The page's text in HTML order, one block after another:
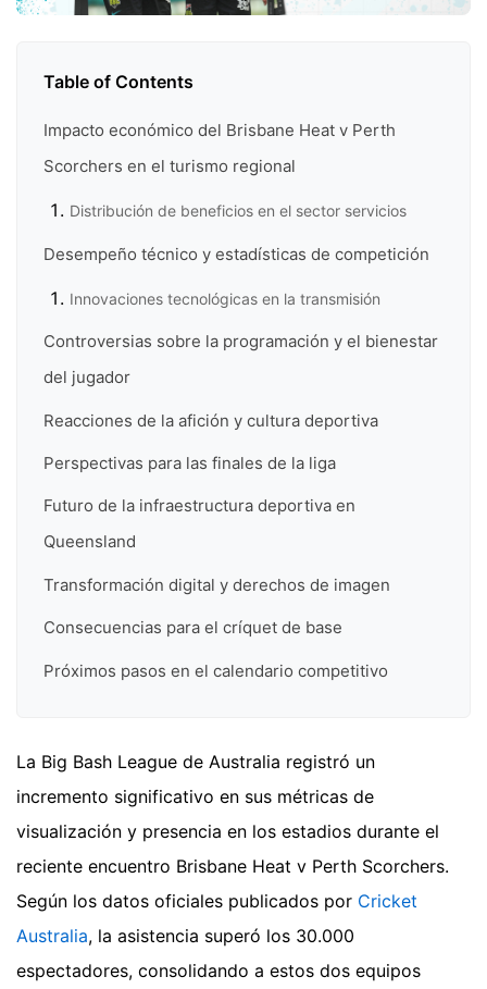
Table of Contents
Impacto económico del Brisbane Heat v Perth
Scorchers en el turismo regional
Distribución de beneficios en el sector servicios
Desempeño técnico y estadísticas de competición
Innovaciones tecnológicas en la transmisión
Controversias sobre la programación y el bienestar
del jugador
Reacciones de la afición y cultura deportiva
Perspectivas para las finales de la liga
Futuro de la infraestructura deportiva en
Queensland
Transformación digital y derechos de imagen
Consecuencias para el críquet de base
Próximos pasos en el calendario competitivo
La Big Bash League de Australia registró un
incremento significativo en sus métricas de
visualización y presencia en los estadios durante el
reciente encuentro Brisbane Heat v Perth Scorchers.
Según los datos oficiales publicados por Cricket
Australia, la asistencia superó los 30.000
espectadores, consolidando a estos dos equipos